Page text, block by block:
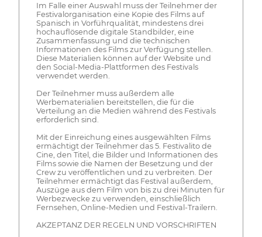
Im Falle einer Auswahl muss der Teilnehmer der
Festivalorganisation eine Kopie des Films auf
Spanisch in Vorführqualität, mindestens drei
hochauflösende digitale Standbilder, eine
Zusammenfassung und die technischen
Informationen des Films zur Verfügung stellen.
Diese Materialien können auf der Website und
den Social-Media-Plattformen des Festivals
verwendet werden.
Der Teilnehmer muss außerdem alle
Werbematerialien bereitstellen, die für die
Verteilung an die Medien während des Festivals
erforderlich sind.
Mit der Einreichung eines ausgewählten Films
ermächtigt der Teilnehmer das 5. Festivalito de
Cine, den Titel, die Bilder und Informationen des
Films sowie die Namen der Besetzung und der
Crew zu veröffentlichen und zu verbreiten. Der
Teilnehmer ermächtigt das Festival außerdem,
Auszüge aus dem Film von bis zu drei Minuten für
Werbezwecke zu verwenden, einschließlich
Fernsehen, Online-Medien und Festival-Trailern.
AKZEPTANZ DER REGELN UND VORSCHRIFTEN